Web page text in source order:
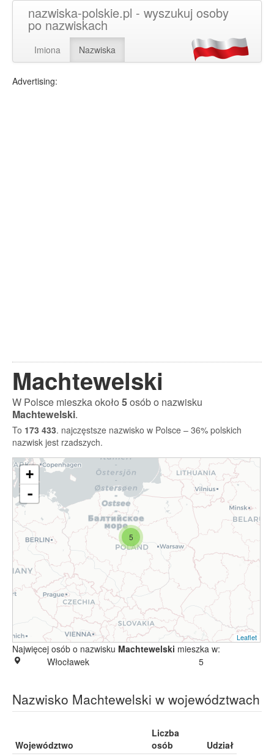
nazwiska-polskie.pl - wyszukuj osoby
po nazwiskach
Imiona Nazwiska
Advertising:
Machtewelski
W Polsce mieszka około5osób o nazwisku
Machtewelski.
To 173 433. najczęstsze nazwisko w Polsce – 36% polskich
nazwisk jest rzadszych.
5
+
-
Leaflet
Najwięcej osób o nazwisku Machtewelski mieszka w:
Włocławek
5
Nazwisko Machtewelski w województwach
Województwo
Liczba
osób
Udział